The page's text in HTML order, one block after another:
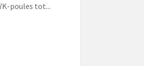
poules tot...